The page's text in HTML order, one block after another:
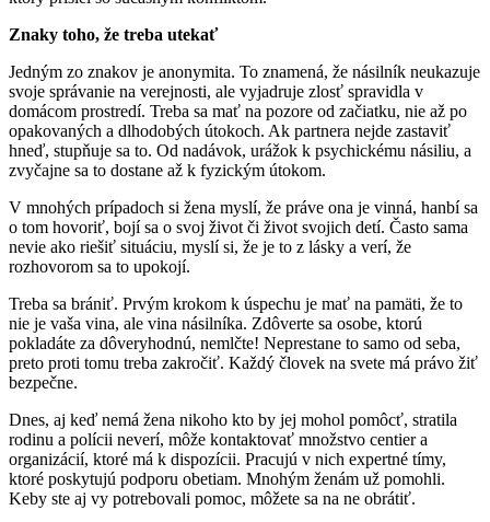
Znaky toho, že treba utekať
Jedným zo znakov je anonymita. To znamená, že násilník neukazuje
svoje správanie na verejnosti, ale vyjadruje zlosť spravidla v
domácom prostredí. Treba sa mať na pozore od začiatku, nie až po
opakovaných a dlhodobých útokoch. Ak partnera nejde zastaviť
hneď, stupňuje sa to. Od nadávok, urážok k psychickému násiliu, a
zvyčajne sa to dostane až k fyzickým útokom.
V mnohých prípadoch si žena myslí, že práve ona je vinná, hanbí sa
o tom hovoriť, bojí sa o svoj život či život svojich detí. Často sama
nevie ako riešiť situáciu, myslí si, že je to z lásky a verí, že
rozhovorom sa to upokojí.
Treba sa brániť. Prvým krokom k úspechu je mať na pamäti, že to
nie je vaša vina, ale vina násilníka. Zdôverte sa osobe, ktorú
pokladáte za dôveryhodnú, nemlčte! Neprestane to samo od seba,
preto proti tomu treba zakročiť. Každý človek na svete má právo žiť
bezpečne.
Dnes, aj keď nemá žena nikoho kto by jej mohol pomôcť, stratila
rodinu a polícii neverí, môže kontaktovať množstvo centier a
organizácií, ktoré má k dispozícii. Pracujú v nich expertné tímy,
ktoré poskytujú podporu obetiam. Mnohým ženám už pomohli.
Keby ste aj vy potrebovali pomoc, môžete sa na ne obrátiť.